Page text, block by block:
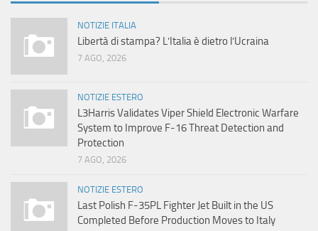
NOTIZIE ITALIA
Libertà di stampa? L’Italia è dietro l’Ucraina
7 AGO, 2026
NOTIZIE ESTERO
L3Harris Validates Viper Shield Electronic Warfare
System to Improve F-16 Threat Detection and
Protection
7 AGO, 2026
NOTIZIE ESTERO
Last Polish F-35PL Fighter Jet Built in the US
Completed Before Production Moves to Italy